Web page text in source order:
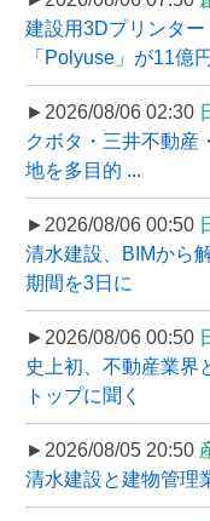
建設用3Dプリンタ
「Polyuse」が11億
►2026/08/06 02:30
クボタ・三井不動産
地を多目的 ...
►2026/08/06 00:50
清水建設、BIMから
期間を3日に
►2026/08/06 00:50
史上初、不動産業界
トップに聞く
►2026/08/05 20:50
清水建設と建物管理